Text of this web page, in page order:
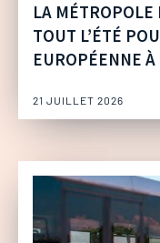
LA
TOUT L’ÉTÉ
EUROPÉENNE
21 JUILLET 2026